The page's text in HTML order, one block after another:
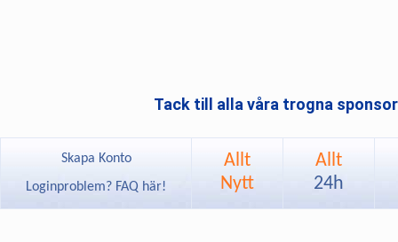
Tack till alla våra trogna
Skapa Konto
Loginproblem? FAQ här!
Allt
Nytt
Allt
24h